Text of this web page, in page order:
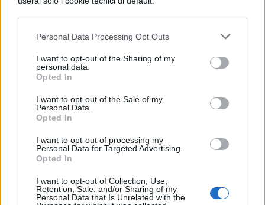
Personal Data Processing Opt Outs
I want to opt-out of the Sharing of my
personal data.
Opted In
I want to opt-out of the Sale of my
Personal Data.
Opted In
I want to opt-out of processing my
Personal Data for Targeted Advertising.
Opted In
I want to opt-out of Collection, Use,
Retention, Sale, and/or Sharing of my
Personal Data that Is Unrelated with the
amici, come fare allora per non perdere le
avventure dei protagonisti? State tranquilli!
Avete la possibilità di guardare tutte le
puntate in streaming o su
demando su Witty Tv. Non è chiaro ancora
se ci saranno delle repliche anche in tv in
COMMENTI